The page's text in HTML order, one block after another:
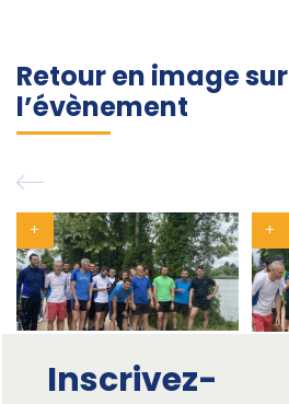
Retour en image sur
l’évènement
Inscrivez-